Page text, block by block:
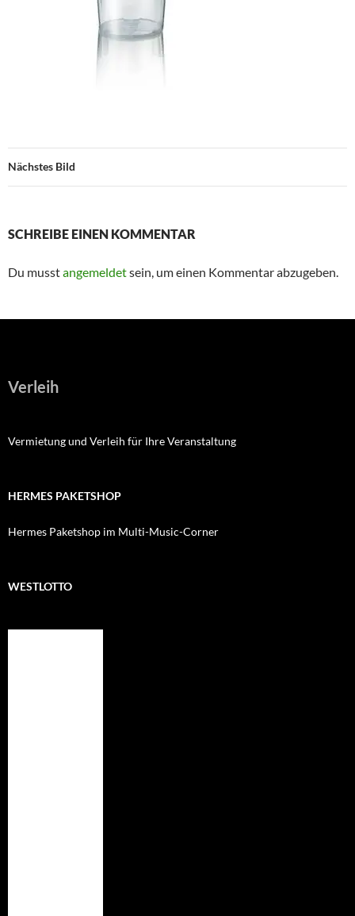
Nächstes Bild
SCHREIBE EINEN KOMMENTAR
Du musstangemeldetsein, um einen Kommentar abzugeben.
Verleih
Vermietung und Verleih für Ihre Veranstaltung
HERMES PAKETSHOP
Hermes Paketshop im Multi-Music-Corner
WESTLOTTO